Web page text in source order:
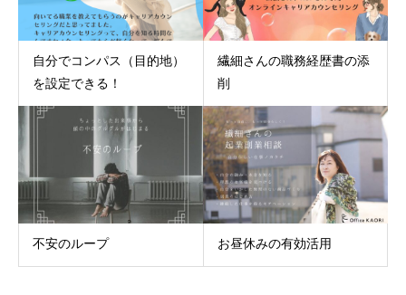
自分でコンパス（目的地）
を設定できる！
繊細さんの職務経歴書の添
削
不安のループ お昼休みの有効活用